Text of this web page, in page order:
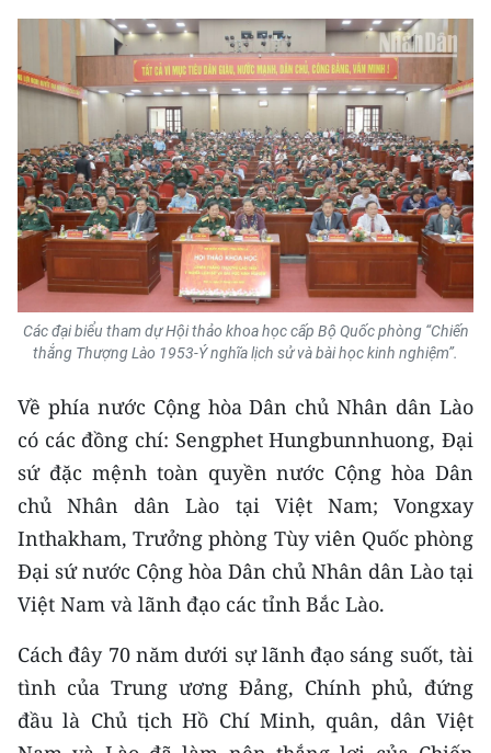
Media Du lịch
Media Thế giới
Media Thể thao
Media Giáo dục
Media Y tế
Media Khoa học - Công nghệ
Media Môi trường
Ảnh
Infographic
TIN MỚI
Trung du và miền núi phía Bắc
Đồng bằng sông Hồng
Bắc Trung Bộ
Duyên hải Nam Trung Bộ và Tây
Nguyên
Các đại biểu tham dự Hội thảo khoa học cấp Bộ Quốc phòng “Chiến
thắng Thượng Lào 1953-Ý nghĩa lịch sử và bài học kinh nghiệm”.
Về phía nước Cộng hòa Dân chủ Nhân dân Lào
có các đồng chí: Sengphet Hungbunnhuong, Đại
sứ đặc mệnh toàn quyền nước Cộng hòa Dân
chủ Nhân dân Lào tại Việt Nam; Vongxay
Inthakham, Trưởng phòng Tùy viên Quốc phòng
Đại sứ nước Cộng hòa Dân chủ Nhân dân Lào tại
Việt Nam và lãnh đạo các tỉnh Bắc Lào.
Cách đây 70 năm dưới sự lãnh đạo sáng suốt, tài
tình của Trung ương Đảng, Chính phủ, đứng
đầu là Chủ tịch Hồ Chí Minh, quân, dân Việt